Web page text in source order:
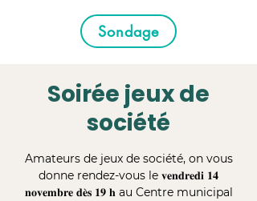
Sondage
Soirée jeux de
société
Amateurs de jeux de société, on vous
donne rendez-vous le 𝐯𝐞𝐧𝐝𝐫𝐞𝐝𝐢 𝟏𝟒
𝐧𝐨𝐯𝐞𝐦𝐛𝐫𝐞 𝐝𝐞̀𝐬 𝟏𝟗 𝐡 au Centre municipal